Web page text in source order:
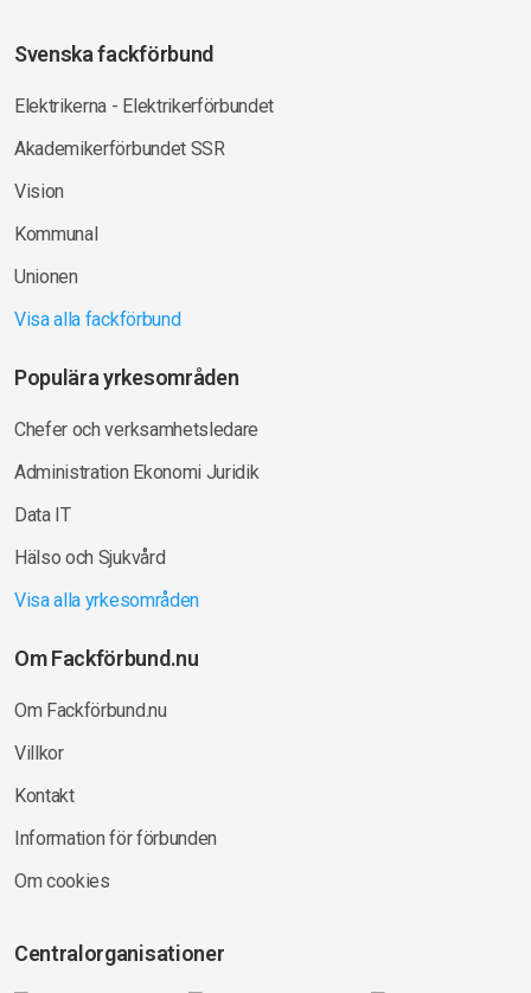
Svenska fackförbund
Elektrikerna - Elektrikerförbundet
Akademikerförbundet SSR
Vision
Kommunal
Unionen
Visa alla fackförbund
Populära yrkesområden
Chefer och verksamhetsledare
Administration Ekonomi Juridik
Data IT
Hälso och Sjukvård
Visa alla yrkesområden
Om Fackförbund.nu
Om Fackförbund.nu
Villkor
Kontakt
Information för förbunden
Om cookies
Centralorganisationer